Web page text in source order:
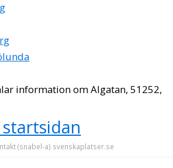
information om Algatan, 51252,
(snabel-a) svenskaplatser.se